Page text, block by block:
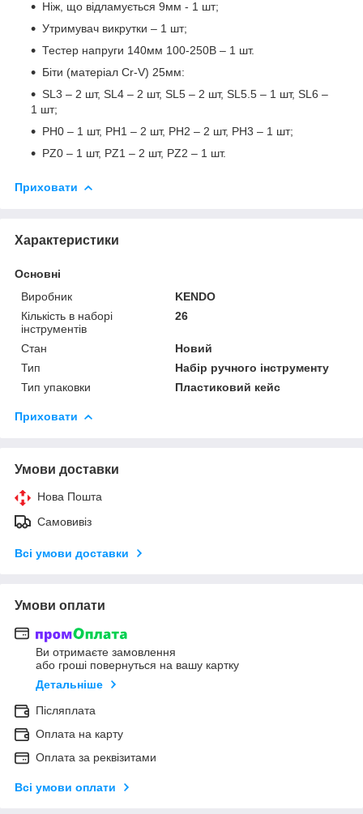
Ніж, що відламується 9мм - 1 шт;
Утримувач викрутки – 1 шт;
Тестер напруги 140мм 100-250В – 1 шт.
Біти (матеріал Cr-V) 25мм:
SL3 – 2 шт, SL4 – 2 шт, SL5 – 2 шт, SL5.5 – 1 шт, SL6 –
1 шт;
PH0 – 1 шт, PH1 – 2 шт, PH2 – 2 шт, PH3 – 1 шт;
PZ0 – 1 шт, PZ1 – 2 шт, PZ2 – 1 шт.
Приховати
Характеристики
Основні
Виробник
KENDO
Кількість в наборі
інструментів
26
Стан
Новий
Тип
Набір ручного інструменту
Тип упаковки
Пластиковий кейс
Приховати
Умови доставки
Нова Пошта
Самовивіз
Всі умови доставки
Умови оплати
Ви отримаєте замовлення
або гроші повернуться на вашу картку
Детальніше
Післяплата
Оплата на карту
Оплата за реквізитами
Всі умови оплати